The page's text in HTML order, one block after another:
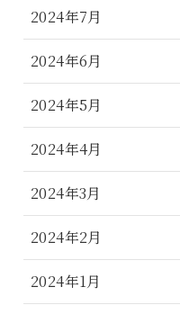
2024年7月
2024年6月
2024年5月
2024年4月
2024年3月
2024年2月
2024年1月